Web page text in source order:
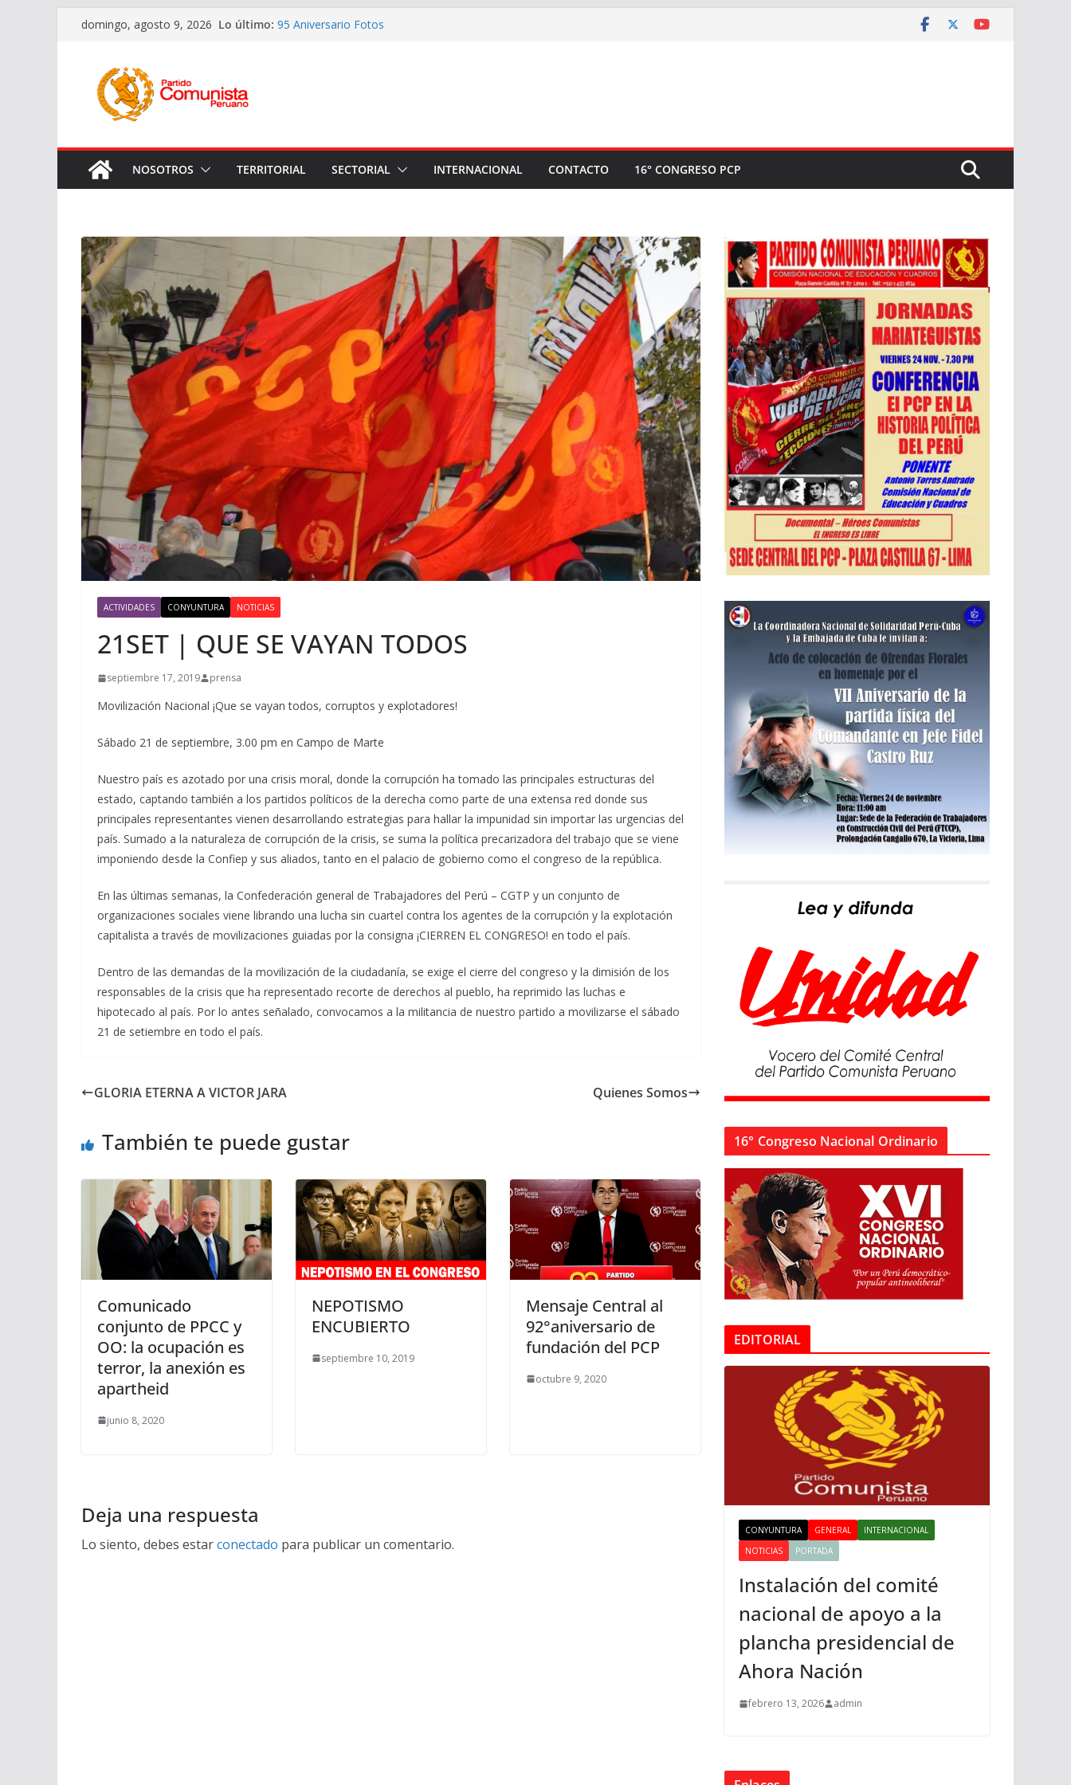
Saltardomingo, agosto 9, 2026 Lo último: 95 Aniversario Fotos
de aniversario
NOSOTROS
TERRITORIAL SECTORIAL INTERNACIONAL CONTACTO 16° CONGRESO PCP
ACTIVIDADES CONYUNTURA NOTICIAS
21SET | QUE SE VAYAN TODOS
septiembre 17, 2019 prensa
Movilización Nacional ¡Que se vayan todos, corruptos y explotadores!
Sábado 21 de septiembre, 3.00 pm en Campo de Marte
Nuestro país es azotado por una crisis moral, donde la corrupción ha tomado las principales estructuras del
estado, captando también a los partidos políticos de la derecha como parte de una extensa red donde sus
principales representantes vienen desarrollando estrategias para hallar la impunidad sin importar las urgencias del
país. Sumado a la naturaleza de corrupción de la crisis, se suma la política precarizadora del trabajo que se viene
imponiendo desde la Confiep y sus aliados, tanto en el palacio de gobierno como el congreso de la república.
En las últimas semanas, la Confederación general de Trabajadores del Perú – CGTP y un conjunto de
organizaciones sociales viene librando una lucha sin cuartel contra los agentes de la corrupción y la explotación
capitalista a través de movilizaciones guiadas por la consigna ¡CIERREN EL CONGRESO! en todo el país.
Dentro de las demandas de la movilización de la ciudadanía, se exige el cierre del congreso y la dimisión de los
responsables de la crisis que ha representado recorte de derechos al pueblo, ha reprimido las luchas e
hipotecado al país. Por lo antes señalado, convocamos a la militancia de nuestro partido a movilizarse el sábado
21 de setiembre en todo el país.
GLORIA ETERNA A VICTOR JARA Quienes Somos
También te puede gustar
Comunicado
conjunto de PPCC y
OO: la ocupación es
terror, la anexión es
apartheid
junio 8, 2020
NEPOTISMO
ENCUBIERTO
septiembre 10, 2019
Mensaje Central al
92°aniversario de
fundación del PCP
octubre 9, 2020
Deja una respuesta
Lo siento, debes estarconectado para publicar un comentario.
16° Congreso Nacional Ordinario
EDITORIAL
CONYUNTURA GENERAL
INTERNACIONAL
NOTICIAS
PORTADA
Instalación del comité
nacional de apoyo a la
plancha presidencial de
Ahora Nación
febrero 13, 2026 admin